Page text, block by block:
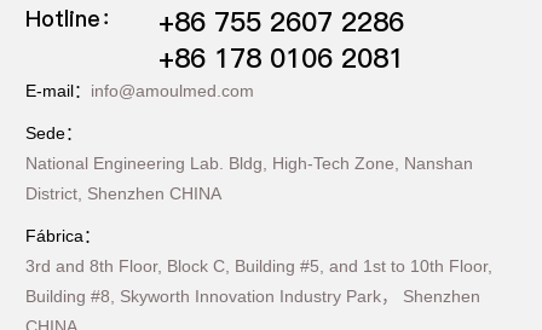
Hotline：
+86 755 2607 2286
+86 178 0106 2081
E-mail： info@amoulmed.com
Sede：
National Engineering Lab. Bldg, High-Tech Zone, Nanshan
District, Shenzhen CHINA
Fábrica：
3rd and 8th Floor, Block C, Building #5, and 1st to 10th Floor,
Building #8, Skyworth Innovation Industry Park， Shenzhen
CHINA